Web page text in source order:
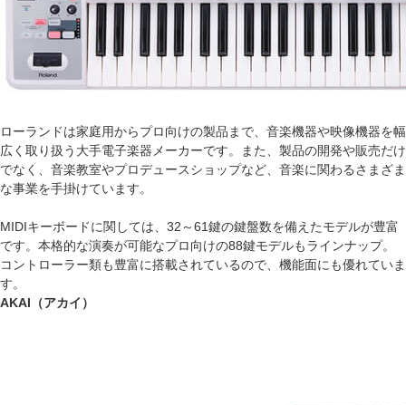
ローランドは家庭用からプロ向けの製品まで、音楽機器や映像機器を幅
広く取り扱う大手電子楽器メーカーです。また、製品の開発や販売だけ
でなく、音楽教室やプロデュースショップなど、音楽に関わるさまざま
な事業を手掛けています。
MIDIキーボードに関しては、32～61鍵の鍵盤数を備えたモデルが豊富
です。本格的な演奏が可能なプロ向けの88鍵モデルもラインナップ。
コントローラー類も豊富に搭載されているので、機能面にも優れていま
す。
AKAI（アカイ）